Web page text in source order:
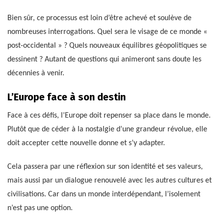
Bien sûr, ce processus est loin d’être achevé et soulève de
nombreuses interrogations. Quel sera le visage de ce monde «
post-occidental » ? Quels nouveaux équilibres géopolitiques se
dessinent ? Autant de questions qui animeront sans doute les
décennies à venir.
L’Europe face à son destin
Face à ces défis, l’Europe doit repenser sa place dans le monde.
Plutôt que de céder à la nostalgie d’une grandeur révolue, elle
doit accepter cette nouvelle donne et s’y adapter.
Cela passera par une réflexion sur son identité et ses valeurs,
mais aussi par un dialogue renouvelé avec les autres cultures et
civilisations. Car dans un monde interdépendant, l’isolement
n’est pas une option.